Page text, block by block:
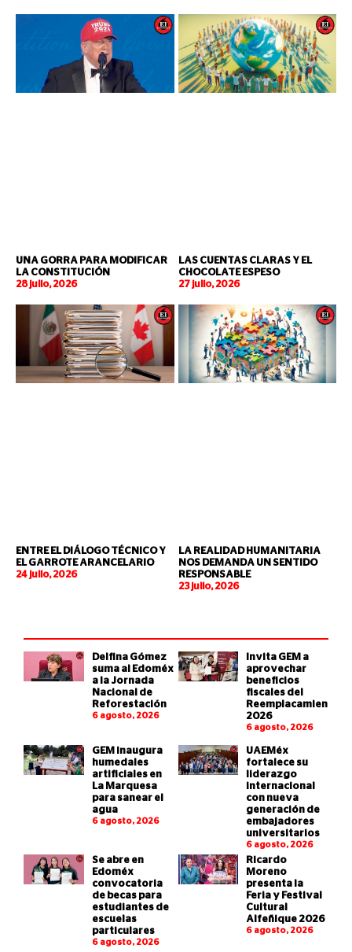
UNA GORRA PARA MODIFICAR
LA CONSTITUCIÓN
28 julio, 2026
LAS CUENTAS CLARAS Y EL
CHOCOLATE ESPESO
27 julio, 2026
ENTRE EL DIÁLOGO TÉCNICO Y
EL GARROTE ARANCELARIO
24 julio, 2026
LA REALIDAD HUMANITARIA
NOS DEMANDA UN SENTIDO
RESPONSABLE
23 julio, 2026
Delfina Gómez
suma al Edoméx
a la Jornada
Nacional de
Reforestación
6 agosto, 2026
Invita GEM a
aprovechar
beneficios
fiscales del
Reemplacamiento
2026
6 agosto, 2026
GEM inaugura
humedales
artificiales en
La Marquesa
para sanear el
agua
6 agosto, 2026
UAEMéx
fortalece su
liderazgo
internacional
con nueva
generación de
embajadores
universitarios
6 agosto, 2026
Se abre en
Edoméx
convocatoria
de becas para
estudiantes de
escuelas
particulares
6 agosto, 2026
Ricardo
Moreno
presenta la
Feria y Festival
Cultural
Alfeñique 2026
6 agosto, 2026